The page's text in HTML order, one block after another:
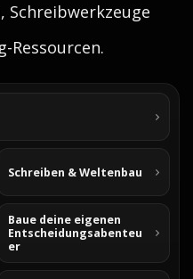
Schreibwerkzeuge
Ressourcen.
Schreiben & Weltenbau
Baue deine eigenen
Entscheidungsabenteu
er